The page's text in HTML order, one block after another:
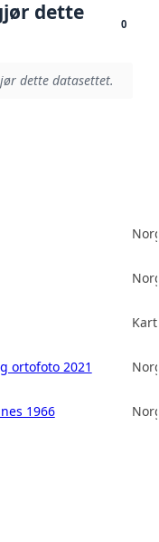
dette
0
dette datasettet.
ortofoto 2021
1966